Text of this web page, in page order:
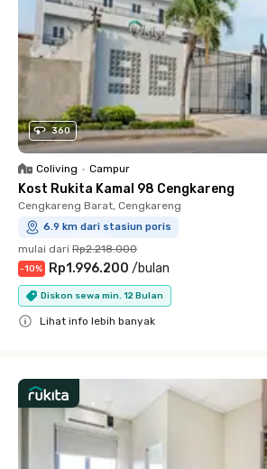
360
Coliving • Campur
Kost Rukita Kamal 98 Cengkareng
Cengkareng Barat, Cengkareng
6.9 km dari stasiun poris
mulai dari Rp2.218.000
-10% Rp1.996.200 /bulan
Diskon sewa min. 12 Bulan
Lihat info lebih banyak